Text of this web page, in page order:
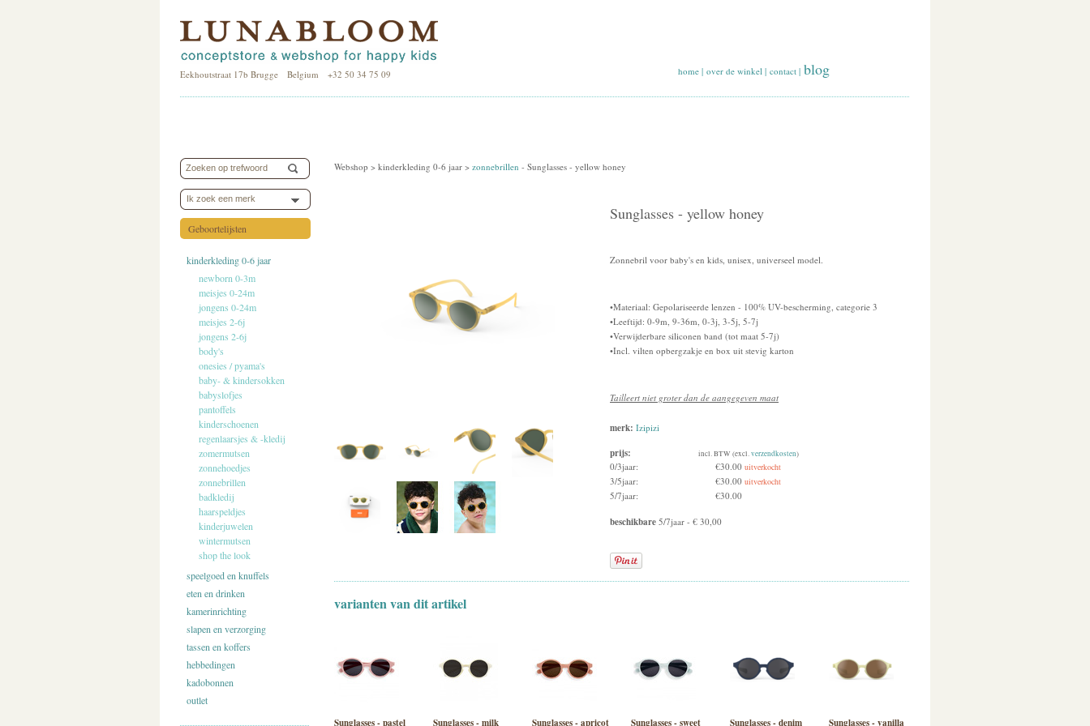
Eekhoutstraat 17b Brugge Belgium +32 50 34 75 09 home | over de winkel | contact | blog
Ik zoek een merk
Geboortelijsten
kinderkleding 0-6 jaar
newborn 0-3m
meisjes 0-24m
jongens 0-24m
meisjes 2-6j
jongens 2-6j
body's
onesies / pyama's
baby- & kindersokken
babyslofjes
pantoffels
kinderschoenen
regenlaarsjes & -kledij
zomermutsen
zonnehoedjes
zonnebrillen
badkledij
haarspeldjes
kinderjuwelen
wintermutsen
shop the look
speelgoed en knuffels
eten en drinken
kamerinrichting
slapen en verzorging
tassen en koffers
hebbedingen
kadobonnen
outlet
Webshop > kinderkleding 0-6 jaar > zonnebrillen - Sunglasses - yellow honey
Sunglasses - yellow honey
Zonnebril voor baby's en kids, unisex, universeel model.
•Materiaal: Gepolariseerde lenzen - 100% UV-bescherming, categorie 3
•Leeftijd: 0-9m, 9-36m, 0-3j, 3-5j, 5-7j
•Verwijderbare siliconen band (tot maat 5-7j)
•Incl. vilten opbergzakje en box uit stevig karton
Tailleert niet groter dan de aangegeven maat
merk: Izipizi
prijs: incl. BTW (excl.verzendkosten)
0/3jaar: €30.00 uitverkocht
3/5jaar: €30.00 uitverkocht
5/7jaar: €30.00
beschikbare 5/7jaar - € 30,00
varianten van dit artikel
Sunglasses - pastel Sunglasses - milk Sunglasses - apricot Sunglasses - sweet Sunglasses - denim Sunglasses - vanilla